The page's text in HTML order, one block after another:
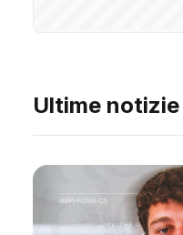
Ultime notizie